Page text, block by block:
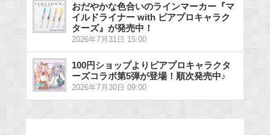
おだやかな色合いのラインマーカー『マ
イルドライナー with ピアプロキャラク
ターズ』が発売中！
2026年7月31日 15:00
100円ショップよりピアプロキャラクタ
ーズコラボ第5弾が登場！順次発売中♪
2026年7月30日 09:00